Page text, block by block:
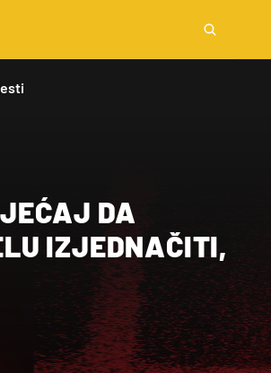
DA
IZJEDNAČITI,